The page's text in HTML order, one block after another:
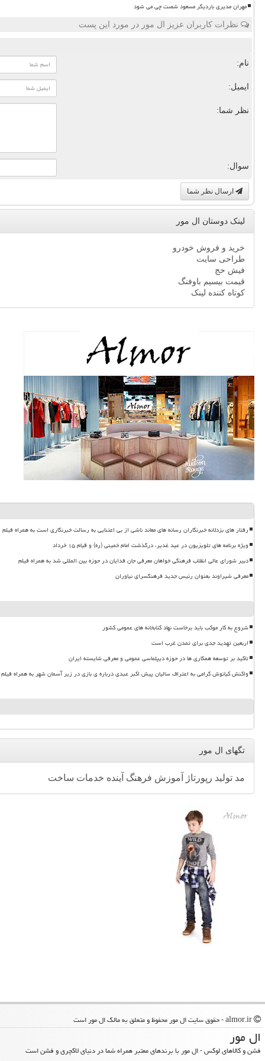
مهران مدیری باردیگر مسعود شصت چی می شود
نظرات کاربران عزیز ال مور در مورد این پست
نام:
ایمیل:
نظر شما:
سوال:
ارسال نظر شما
لینک دوستان ال مور
خرید و فروش خودرو
طراحی سایت
فیش حج
قیمت بیسیم باوفنگ
کوتاه کننده لینک
رفتار های بزدلانه خبرنگاران رسانه های معاند ناشی از بی اعتنایی به رسالت خبرنگاری است به همراه فیلم
ویژه برنامه های تلویزیون در عید غدیر، درگذشت امام خمینی (ره) و قیام ۱۵ خرداد
دبیر شورای عالی انقلاب فرهنگی خواهان معرفی جان فدایان در حوزه بین المللی شد به همراه فیلم
معرفی شیراوند بعنوان رئیس جدید فرهنگسرای نیاوران
شروع به کار موکب باید برخاست نهاد کتابخانه های عمومی کشور
اربعین تهدید جدی برای تمدن غرب است
تاکید بر توسعه همکاری ها در حوزه دیپلماسی عمومی و معرفی شایسته ایران
واکنش کیانوش گرامی به اعتراف سالیان پیش اکبر عبدی درباره ی بازی در زیر آسمان شهر به همراه فیلم
تگهای ال مور
مد تولید رپورتاژ آموزش فرهنگ آینده خدمات ساخت
ال مور
فشن و کالاهای لوکس - ال مور با برندهای معتبر همراه شما در دنیای لاکچری و فشن است